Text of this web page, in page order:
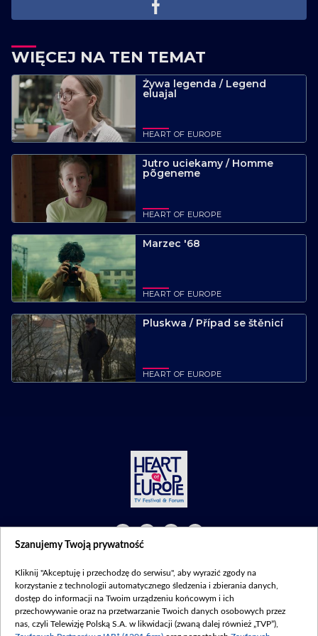
WIĘCEJ NA TEN TEMAT
Żywa legenda / Legend
eluajal
HEART OF EUROPE
Jutro uciekamy / Homme
põgeneme
HEART OF EUROPE
Marzec '68
HEART OF EUROPE
Pluskwa / Případ se štěnicí
HEART OF EUROPE
©2026 Telewizja Polska S. A. w likwidacji
Regulamin|Polityka prywatności|Moje zgody
Szanujemy Twoją prywatność
Kliknij "Akceptuję i przechodzę do serwisu", aby wyrazić zgody na
korzystanie z technologii automatycznego śledzenia i zbierania danych,
dostęp do informacji na Twoim urządzeniu końcowym i ich
przechowywanie oraz na przetwarzanie Twoich danych osobowych przez
nas, czyli Telewizję Polską S.A. w likwidacji (zwaną dalej również „TVP”),